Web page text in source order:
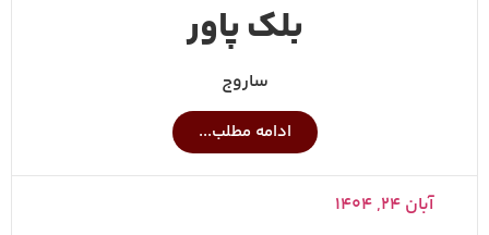
بلک پاور
ساروج
ادامه مطلب...
آبان ۲۴, ۱۴۰۴